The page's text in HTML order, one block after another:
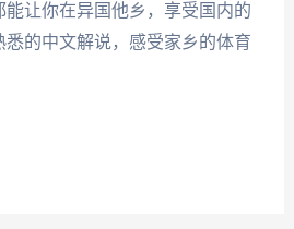
能让你在异国他乡，享受国内的
的中文解说，感受家乡的体育